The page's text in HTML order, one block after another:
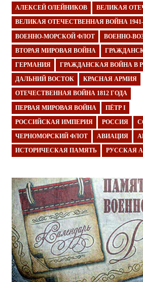
АЛЕКСЕЙ ОЛЕЙНИКОВ ВЕЛИКАЯ
ВЕЛИКАЯ ОТЕЧЕСТВЕННАЯ ВОЙНА
ВОЕННО-МОРСКОЙ ФЛОТ ВОЕННО-
ВТОРАЯ МИРОВАЯ ВОЙНА
ГЕРМАНИЯ ГРАЖДАНСКАЯ ВОЙНА В
ДАЛЬНИЙ ВОСТОК КРАСНАЯ АРМИЯ
ОТЕЧЕСТВЕННАЯ ВОЙНА 1812 ГОДА
ПЕРВАЯ МИРОВАЯ ВОЙНА ПЁТР I
РОССИЙСКАЯ ИМПЕРИЯ РОССИЯ
ЧЕРНОМОРСКИЙ ФЛОТ АВИАЦИЯ
ИСТОРИЧЕСКАЯ ПАМЯТЬ РУССКАЯ